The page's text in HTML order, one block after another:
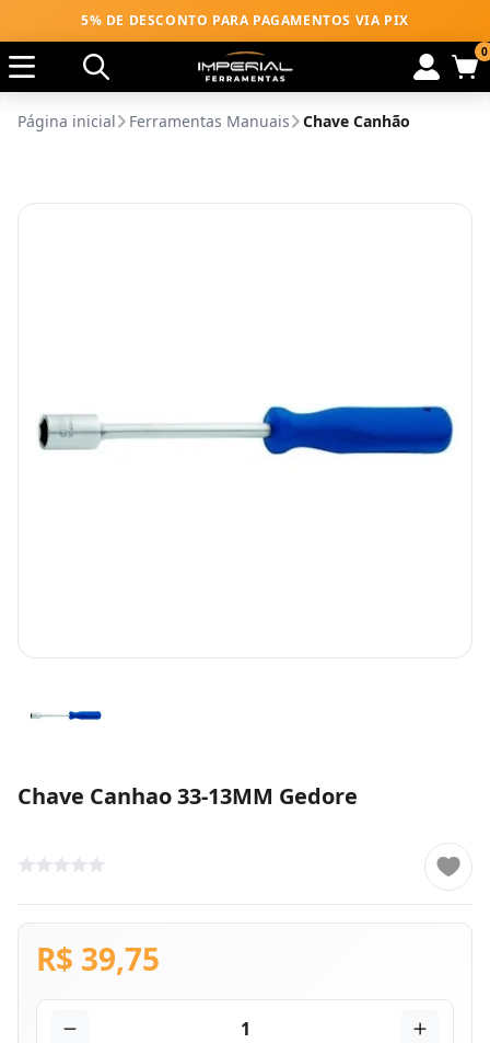
5% DE DESCONTO PARA PAGAMENTOS VIA PIX
0
Página inicial Ferramentas Manuais Chave Canhão
Chave Canhao 33-13MM Gedore
R$ 39,75
1